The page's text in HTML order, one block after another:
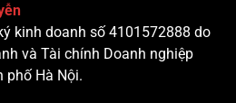
kinh doanh số 4101572888 do
và Tài chính Doanh nghiệp
phố Hà Nội.